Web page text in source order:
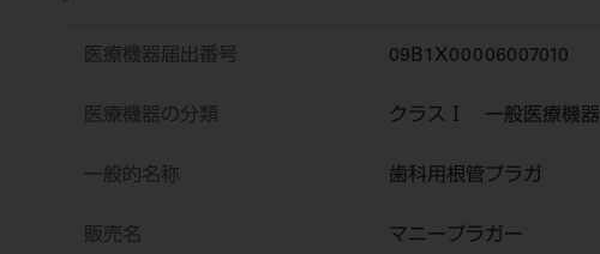
医療機器届出番号 09B1X00006007010
医療機器の分類 クラスⅠ 一般医療機器
一般的名称 歯科用根管プラガ
販売名 マニープラガー